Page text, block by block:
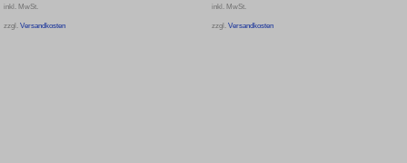
inkl. MwSt.
zzgl. Versandkosten
inkl. MwSt.
zzgl. Versandkosten